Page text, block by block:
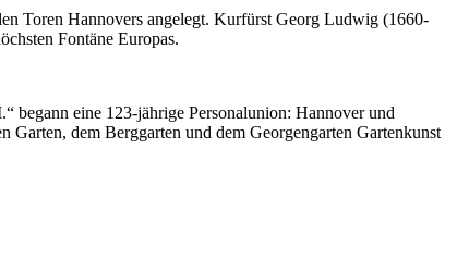
Toren Hannovers angelegt. Kurfürst Georg Ludwig (1660-
Fontäne Europas.
begann eine 123-jährige Personalunion: Hannover und
Garten, dem Berggarten und dem Georgengarten Gartenkunst